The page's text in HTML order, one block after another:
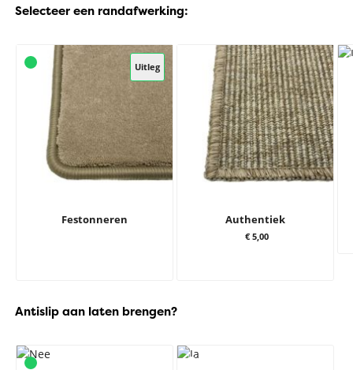
Selecteer een randafwerking:
Uitleg
Festonneren Authentiek
€ 5,00
Antislip aan laten brengen?